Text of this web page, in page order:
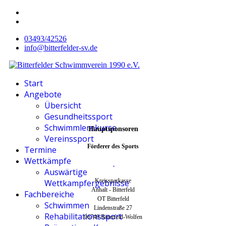
03493/42526
info@bitterfelder-sv.de
Start
Angebote
Übersicht
Gesundheitssport
Schwimmlernkurse
Vereinssport
Termine
Wettkämpfe
Auswärtige
Wettkampfergebnisse
Fachbereiche
Schwimmen
Rehabilitationssport
Hauptsponsoren
Förderer des Sports
Kreissparkasse
Anhalt - Bitterfeld
OT Bitterfeld
Lindenstraße 27
06749 Bitterfeld-Wolfen